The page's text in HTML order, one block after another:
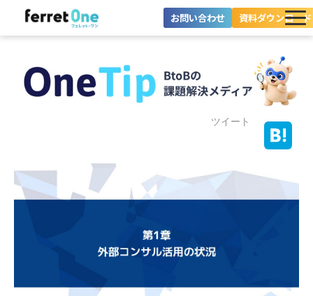
お問い合わせ 資料ダウンロード
ツール・機能一覧
料金プラン
お役立ち情報
ツイート